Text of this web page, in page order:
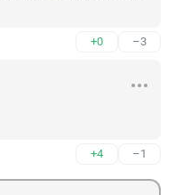
+0 –3
+4 –1